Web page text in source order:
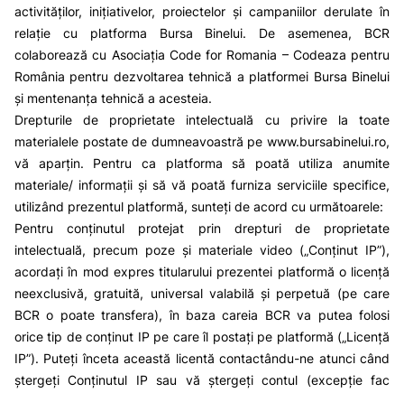
activităților, inițiativelor, proiectelor și campaniilor derulate în
relație cu platforma Bursa Binelui. De asemenea, BCR
colaborează cu Asociația Code for Romania – Codeaza pentru
România pentru dezvoltarea tehnică a platformei Bursa Binelui
și mentenanța tehnică a acesteia.
Drepturile de proprietate intelectuală cu privire la toate
materialele postate de dumneavoastră pe www.bursabinelui.ro,
vă aparțin. Pentru ca platforma să poată utiliza anumite
materiale/ informații și să vă poată furniza serviciile specifice,
utilizând prezentul platformă, sunteți de acord cu următoarele:
Pentru conținutul protejat prin drepturi de proprietate
intelectuală, precum poze și materiale video („Conținut IP”),
acordați în mod expres titularului prezentei platformă o licență
neexclusivă, gratuită, universal valabilă și perpetuă (pe care
BCR o poate transfera), în baza careia BCR va putea folosi
orice tip de conținut IP pe care îl postați pe platformă („Licență
IP”). Puteți înceta această licentă contactându-ne atunci când
ștergeți Conținutul IP sau vă ștergeți contul (excepție fac